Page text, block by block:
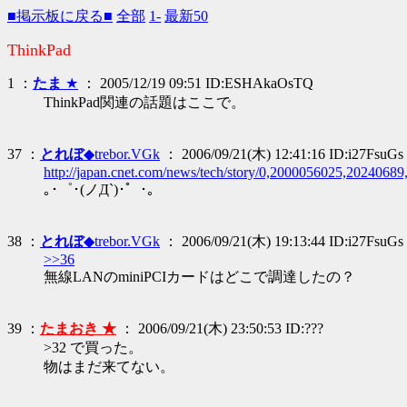
■掲示板に戻る■ 全部 1- 最新50
ThinkPad
1 ： たま ★ ： 2005/12/19 09:51 ID:ESHAkaOsTQ
ThinkPad関連の話題はここで。
37 ： とれぼ◆trebor.VGk ： 2006/09/21(木) 12:41:16 ID:i27FsuGs
http://japan.cnet.com/news/tech/story/
｡･゜･(ノД`)･゜･｡
38 ： とれぼ◆trebor.VGk ： 2006/09/21(木) 19:13:44 ID:i27FsuGs
>>36
無線LANのminiPCIカードはどこで調達したの？
39 ： たまおき ★ ： 2006/09/21(木) 23:50:53 ID:???
>32 で買った。
物はまだ来てない。